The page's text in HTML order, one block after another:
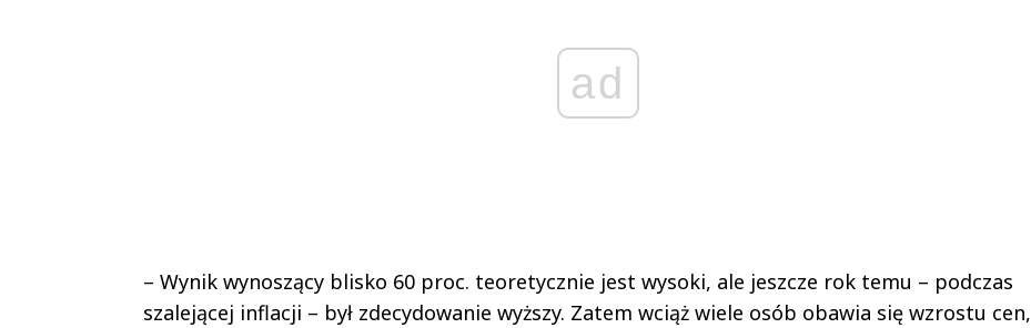
ad
– Wynik wynoszący blisko 60 proc. teoretycznie jest wysoki, ale jeszcze rok temu – podczas
szalejącej inflacji – był zdecydowanie wyższy. Zatem wciąż wiele osób obawia się wzrostu cen,